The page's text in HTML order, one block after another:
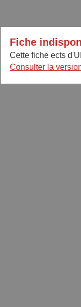
Fiche
Cette fiche ects
Consulter la